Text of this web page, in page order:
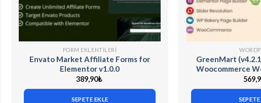
FORM EKLENTILERI
Envato Market Affiliate Forms for
Elementor v1.0.0
389,90₺
SEPETE EKLE
GreenMart
Woocommerce